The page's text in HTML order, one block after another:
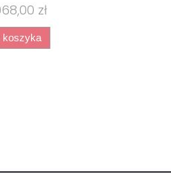
zł
koszyka